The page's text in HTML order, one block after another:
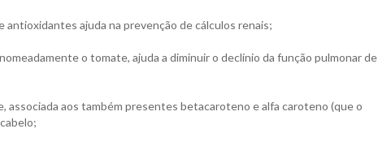
antioxidantes ajuda na prevenção de cálculos renais;
o tomate, ajuda a diminuir o declínio da função pulmonar de
associada aos também presentes betacaroteno e alfa caroteno (que o